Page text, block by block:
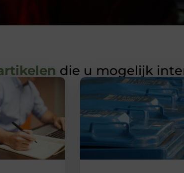
die u mogelijk